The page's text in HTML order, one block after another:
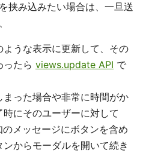
挟み込みたい場合は、一旦送
うな表示に更新して、その
ったら views.update API で
った場合や非常に時間がか
にそのユーザーに対して
メッセージにボタンを含め
からモーダルを開いて続き